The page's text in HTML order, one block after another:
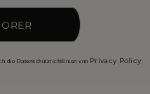
die Datenschutzrichtlinien von Privacy Policy